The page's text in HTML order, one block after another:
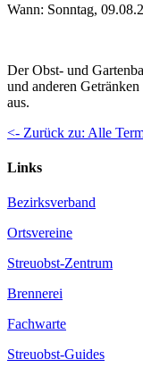
Wann: Sonntag,
Der Obst- und
und anderen
aus.
<- Zurück zu: Alle
Links
Bezirksverband
Ortsvereine
Streuobst-Zentrum
Brennerei
Fachwarte
Streuobst-Guides